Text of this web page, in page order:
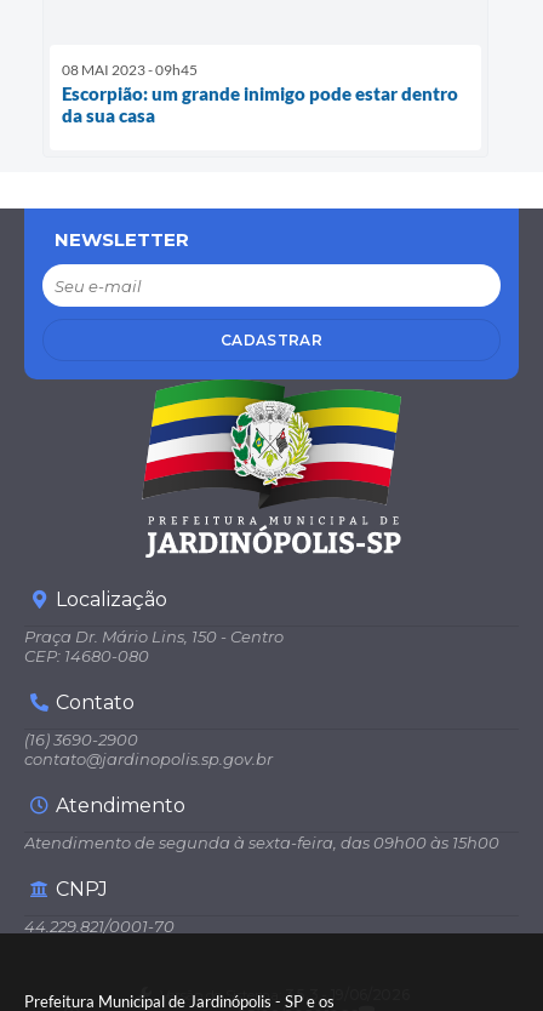
Prefeitura Municipal de Jardinópolis - SP e os
08 MAI 2023 - 09h45
Escorpião: um grande inimigo pode estar dentro
da sua casa
NEWSLETTER
CADASTRAR
Localização
Praça Dr. Mário Lins, 150 - Centro
CEP: 14680-080
Contato
(16) 3690-2900
contato@jardinopolis.sp.gov.br
Atendimento
Atendimento de segunda à sexta-feira, das 09h00 às 15h00
CNPJ
44.229.821/0001-70
Versão do Sistema: 3.5.3 - 19/06/2026